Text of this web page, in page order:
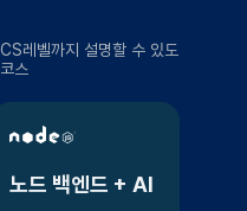
레벨까지 설명할 수 있도
스
노드 백엔드 + AI